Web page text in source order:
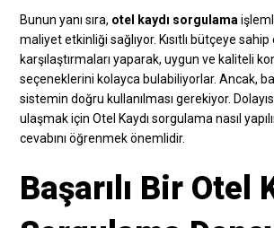
Bunun yanı sıra, otel kaydı sorgulama
maliyet etkinliği sağlıyor. Kısıtlı bütçeye
karşılaştırmaları yaparak, uygun ve kaliteli
seçeneklerini kolayca bulabiliyorlar. Ancak,
sistemin doğru kullanılması gerekiyor.
ulaşmak için Otel Kaydı sorgulama nasıl
cevabını öğrenmek önemlidir.
Başarılı Bir Otel